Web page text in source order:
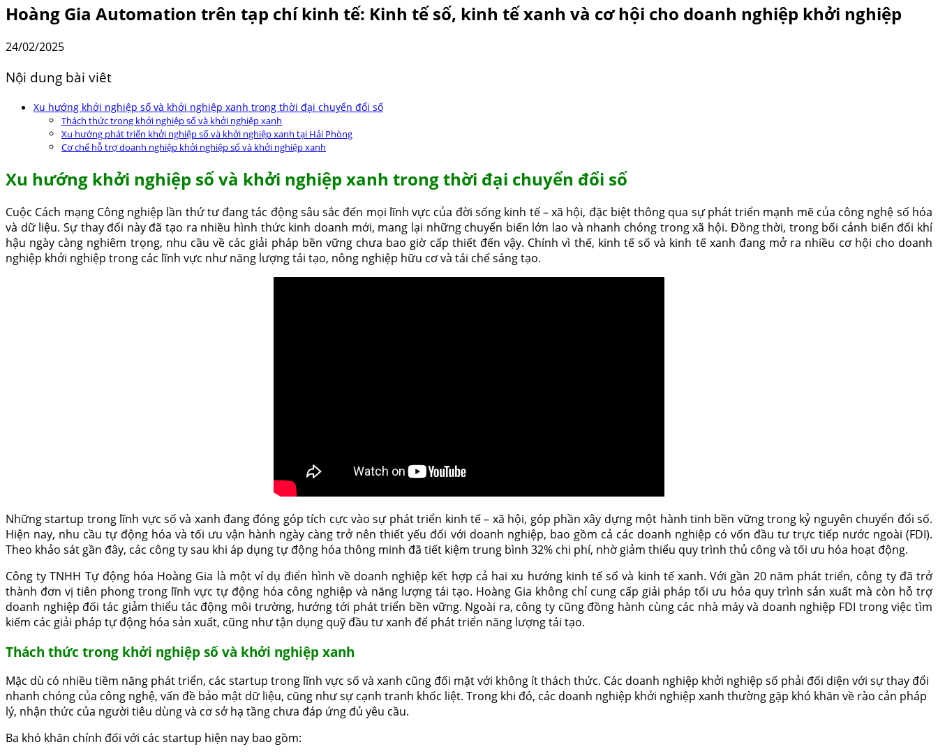
Hoàng Gia Automation trên tạp chí kinh tế: Kinh tế số, kinh tế xanh và cơ hội cho doanh nghiệp khởi nghiệp
24/02/2025
Nội dung bài viêt
Xu hướng khởi nghiệp số và khởi nghiệp xanh trong thời đại chuyển đổi số
Thách thức trong khởi nghiệp số và khởi nghiệp xanh
Xu hướng phát triển khởi nghiệp số và khởi nghiệp xanh tại Hải Phòng
Cơ chế hỗ trợ doanh nghiệp khởi nghiệp số và khởi nghiệp xanh
Xu hướng khởi nghiệp số và khởi nghiệp xanh trong thời đại chuyển đổi số
Cuộc Cách mạng Công nghiệp lần thứ tư đang tác động sâu sắc đến mọi lĩnh vực của đời sống kinh tế – xã hội, đặc biệt thông qua sự phát triển mạnh mẽ của công nghệ số hóa
và dữ liệu. Sự thay đổi này đã tạo ra nhiều hình thức kinh doanh mới, mang lại những chuyển biến lớn lao và nhanh chóng trong xã hội. Đồng thời, trong bối cảnh biến đổi khí
hậu ngày càng nghiêm trọng, nhu cầu về các giải pháp bền vững chưa bao giờ cấp thiết đến vậy. Chính vì thế, kinh tế số và kinh tế xanh đang mở ra nhiều cơ hội cho doanh
nghiệp khởi nghiệp trong các lĩnh vực như năng lượng tái tạo, nông nghiệp hữu cơ và tái chế sáng tạo.
Những startup trong lĩnh vực số và xanh đang đóng góp tích cực vào sự phát triển kinh tế – xã hội, góp phần xây dựng một hành tinh bền vững trong kỷ nguyên chuyển đổi số.
Hiện nay, nhu cầu tự động hóa và tối ưu vận hành ngày càng trở nên thiết yếu đối với doanh nghiệp, bao gồm cả các doanh nghiệp có vốn đầu tư trực tiếp nước ngoài (FDI).
Theo khảo sát gần đây, các công ty sau khi áp dụng tự động hóa thông minh đã tiết kiệm trung bình 32% chi phí, nhờ giảm thiểu quy trình thủ công và tối ưu hóa hoạt động.
Công ty TNHH Tự động hóa Hoàng Gia là một ví dụ điển hình về doanh nghiệp kết hợp cả hai xu hướng kinh tế số và kinh tế xanh. Với gần 20 năm phát triển, công ty đã trở
thành đơn vị tiên phong trong lĩnh vực tự động hóa công nghiệp và năng lượng tái tạo. Hoàng Gia không chỉ cung cấp giải pháp tối ưu hóa quy trình sản xuất mà còn hỗ trợ
doanh nghiệp đối tác giảm thiểu tác động môi trường, hướng tới phát triển bền vững. Ngoài ra, công ty cũng đồng hành cùng các nhà máy và doanh nghiệp FDI trong việc tìm
kiếm các giải pháp tự động hóa sản xuất, cũng như tận dụng quỹ đầu tư xanh để phát triển năng lượng tái tạo.
Thách thức trong khởi nghiệp số và khởi nghiệp xanh
Mặc dù có nhiều tiềm năng phát triển, các startup trong lĩnh vực số và xanh cũng đối mặt với không ít thách thức. Các doanh nghiệp khởi nghiệp số phải đối diện với sự thay đổi
nhanh chóng của công nghệ, vấn đề bảo mật dữ liệu, cũng như sự cạnh tranh khốc liệt. Trong khi đó, các doanh nghiệp khởi nghiệp xanh thường gặp khó khăn về rào cản pháp
lý, nhận thức của người tiêu dùng và cơ sở hạ tầng chưa đáp ứng đủ yêu cầu.
Ba khó khăn chính đối với các startup hiện nay bao gồm: